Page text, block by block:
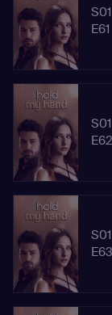
S01
E61
S01
E62
S01
E63